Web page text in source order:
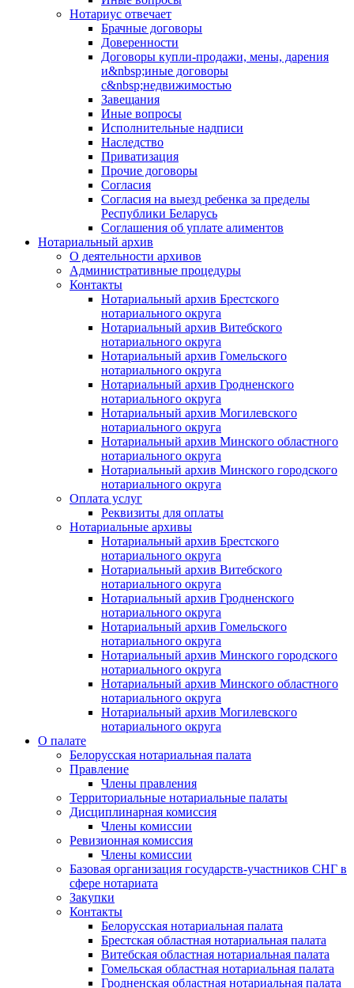
Нотариус отвечает
Брачные договоры
Доверенности
Договоры купли-продажи, мены, дарения
и&nbsp;иные договоры
с&nbsp;недвижимостью
Завещания
Иные вопросы
Исполнительные надписи
Наследство
Приватизация
Прочие договоры
Согласия
Согласия на выезд ребенка за пределы
Республики Беларусь
Соглашения об уплате алиментов
Нотариальный архив
О деятельности архивов
Административные процедуры
Контакты
Нотариальный архив Брестского
нотариального округа
Нотариальный архив Витебского
нотариального округа
Нотариальный архив Гомельского
нотариального округа
Нотариальный архив Гродненского
нотариального округа
Нотариальный архив Могилевского
нотариального округа
Нотариальный архив Минского областного
нотариального округа
Нотариальный архив Минского городского
нотариального округа
Оплата услуг
Реквизиты для оплаты
Нотариальные архивы
Нотариальный архив Брестского
нотариального округа
Нотариальный архив Витебского
нотариального округа
Нотариальный архив Гродненского
нотариального округа
Нотариальный архив Гомельского
нотариального округа
Нотариальный архив Минского городского
нотариального округа
Нотариальный архив Минского областного
нотариального округа
Нотариальный архив Могилевского
нотариального округа
О палате
Белорусская нотариальная палата
Правление
Члены правления
Территориальные нотариальные палаты
Дисциплинарная комиссия
Члены комиссии
Ревизионная комиссия
Члены комиссии
Базовая организация государств-участников СНГ в
сфере нотариата
Закупки
Контакты
Белорусская нотариальная палата
Брестская областная нотариальная палата
Витебская областная нотариальная палата
Гомельская областная нотариальная палата
Гродненская областная нотариальная палата